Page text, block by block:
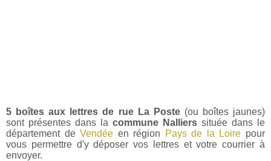
5 boîtes aux lettres de rue La Poste(ou boîtes jaunes)
sont présentes dans la commune Nalliers située dans le
département deVendée en région Pays de la Loire pour
vous permettre d'y déposer vos lettres et votre courrier à
envoyer.